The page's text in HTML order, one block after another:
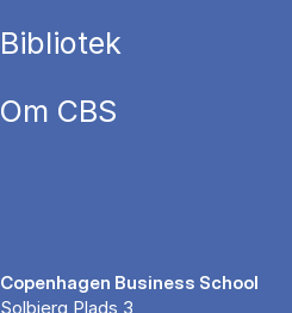
Bibliotek
Om CBS
Copenhagen Business School
Solbjerg Plads 3